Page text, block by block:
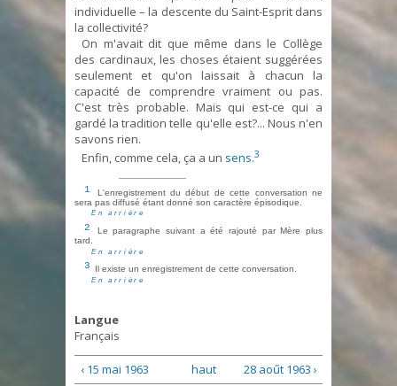
individuelle – la descente du Saint-Esprit dans
la collectivité?
On m'avait dit que même dans le Collège
des cardinaux, les choses étaient suggérées
seulement et qu'on laissait à chacun la
capacité de comprendre vraiment ou pas.
C'est très probable. Mais qui est-ce qui a
gardé la tradition telle qu'elle est?... Nous n'en
savons rien.
Enfin, comme cela, ça a un sens.3
1
L'enregistrement du début de cette conversation ne
sera pas diffusé étant donné son caractère épisodique.
En arrière
2
Le paragraphe suivant a été rajouté par Mère plus
tard.
En arrière
3 Il existe un enregistrement de cette conversation.
En arrière
Langue
Français
‹ 15 mai 1963 haut 28 aoűt 1963 ›